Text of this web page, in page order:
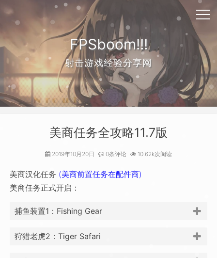
FPSboom!!!
射击游戏经验分享网
美商任务全攻略11.7版
2019年10月20日 0条评论 10.62k次阅读
美商汉化任务 (美商前置任务在配件商)
美商任务正式开启：
捕鱼装置1：Fishing Gear
狩猎老虎2：Tiger Safari